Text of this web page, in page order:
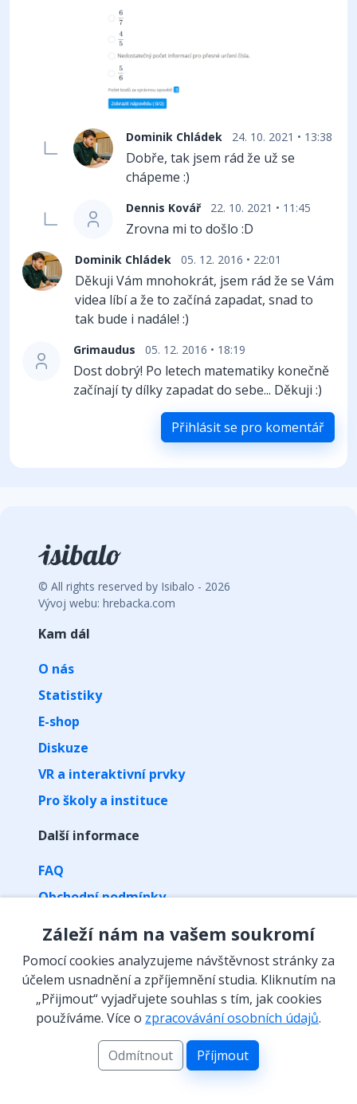
Dominik Chládek 24. 10. 2021 • 13:38
Dobře, tak jsem rád že už se
chápeme :)
Dennis Kovář 22. 10. 2021 • 11:45
Zrovna mi to došlo :D
Dominik Chládek 05. 12. 2016 • 22:01
Děkuji Vám mnohokrát, jsem rád že se Vám
videa líbí a že to začíná zapadat, snad to
tak bude i nadále! :)
Grimaudus 05. 12. 2016 • 18:19
Dost dobrý! Po letech matematiky konečně
začínají ty dílky zapadat do sebe... Děkuji :)
Přihlásit se pro komentář
© All rights reserved by Isibalo - 2026
Vývoj webu: hrebacka.com
Kam dál
O nás
Statistiky
E-shop
Diskuze
VR a interaktivní prvky
Pro školy a instituce
Další informace
FAQ
Obchodní podmínky
Zpracování osobních údajů
Vyzvednutí předplatného kódem
Isibalo na sítích
Záleží nám na vašem soukromí
Pomocí cookies analyzujeme návštěvnost stránky za
účelem usnadnění a zpříjemnění studia. Kliknutím na
„Přijmout“ vyjadřujete souhlas s tím, jak cookies
používáme. Více o zpracovávání osobních údajů.
Odmítnout Příjmout